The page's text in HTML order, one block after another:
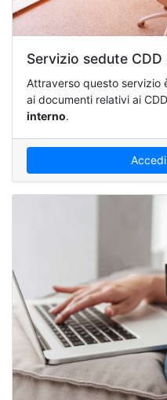
Servizio sedute CDD
Attraverso questo servizio
ai documenti relativi ai
interno.